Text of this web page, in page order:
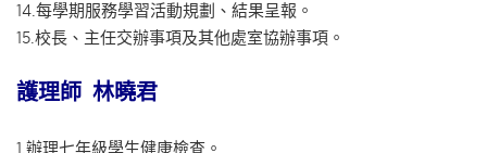
14.每學期服務學習活動規劃、結果呈報。
15.校長、主任交辦事項及其他處室協辦事項。
護理師 林曉君
1.辦理七年級學生健康檢查。